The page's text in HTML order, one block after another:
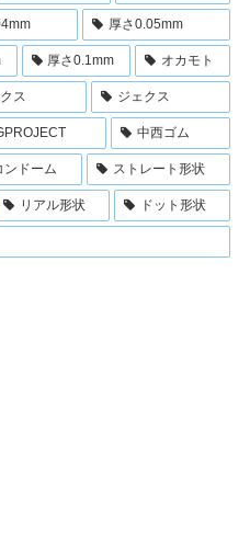
厚さ0.05mm
厚さ0.1mm オカモト
ス ジェクス
中西ゴム
ンドーム ストレート形状
リアル形状 ドット形状